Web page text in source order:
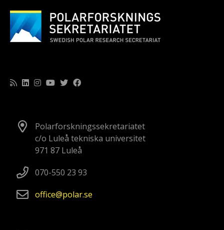
Polarforskningssekretariatet
c/o Luleå tekniska universitet
971 87 Luleå
070-550 23 93
office
polarse